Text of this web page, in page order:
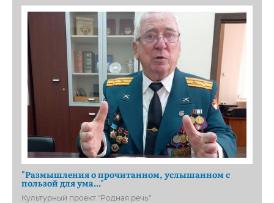
"Размышления о прочитанном, услышанном с
пользой для ума..."
Культурный проект "Родная речь"